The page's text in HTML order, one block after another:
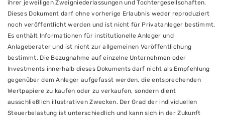
ihrer jeweiligen Zweigniederlassungen und Tochtergesellschaften.
Dieses Dokument darf ohne vorherige Erlaubnis weder reproduziert
noch veröffentlicht werden und ist nicht für Privatanleger bestimmt.
Es enthält Informationen für institutionelle Anleger und
Anlageberater und ist nicht zur allgemeinen Veröffentlichung
bestimmt. Die Bezugnahme auf einzelne Unternehmen oder
Investments innerhalb dieses Dokuments darf nicht als Empfehlung
gegenüber dem Anleger aufgefasst werden, die entsprechenden
Wertpapiere zu kaufen oder zu verkaufen, sondern dient
ausschließlich illustrativen Zwecken. Der Grad der individuellen
Steuerbelastung ist unterschiedlich und kann sich in der Zukunft